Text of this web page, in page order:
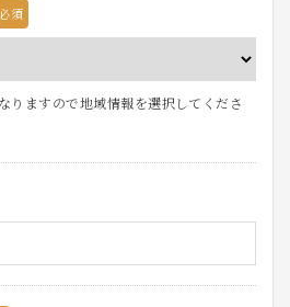
りますので地域情報を選択してくださ